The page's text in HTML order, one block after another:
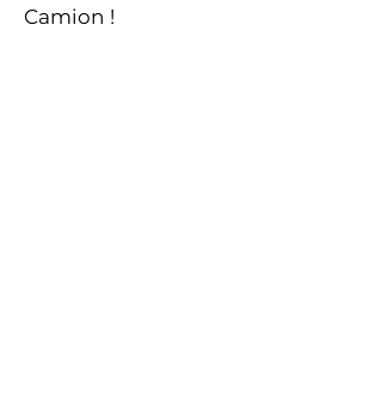
Camion !